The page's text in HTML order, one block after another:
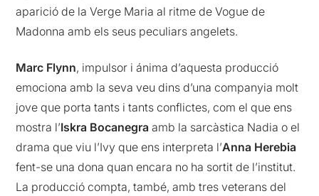
aparició de la Verge Maria al ritme de Vogue de
Madonna amb els seus peculiars angelets.
Marc Flynn, impulsor i ánima d’aquesta producció
emociona amb la seva veu dins d’una companyia molt
jove que porta tants i tants conflictes, com el que ens
mostra l’Iskra Bocanegra amb la sarcàstica Nadia o el
drama que viu l’Ivy que ens interpreta l’Anna Herebia
fent-se una dona quan encara no ha sortit de l’institut.
La producció compta, també, amb tres veterans del